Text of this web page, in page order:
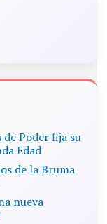
Poder fija su
Edad
de la Bruma
nueva